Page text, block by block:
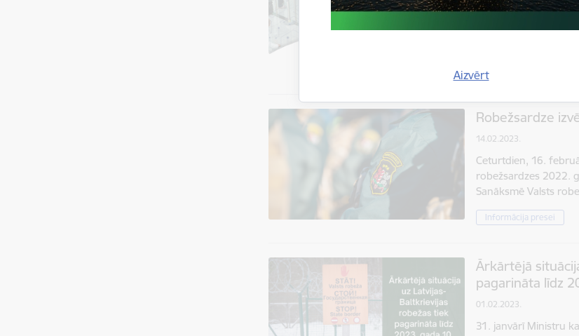
Aizvērt
7. martā, darbu
pirmais būtiskais
sistēmu drošības,
Robežsardze
14.02.2023.
Ceturtdien, 16.
robežsardzes 2022.
Sanāksmē Valsts
Informācija presei
Ārkārtējā
pagarināta līdz
01.02.2023.
31. janvārī Ministru